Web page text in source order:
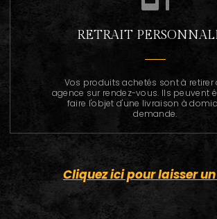
RETRAIT
Vos produits achetés sont à retirer
agence sur rendez-vous. Ils peuvent
faire l'objet d'une livraison à
demande.
Cliquez ici pour laisser